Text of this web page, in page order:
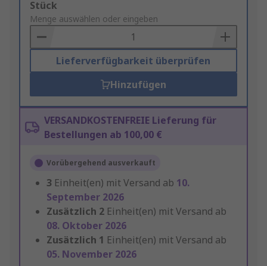
Add
to
Basket
Stück
Menge auswählen oder eingeben
Lieferverfügbarkeit überprüfen
Hinzufügen
VERSANDKOSTENFREIE Lieferung für
Bestellungen ab 100,00 €
Vorübergehend ausverkauft
3 Einheit(en) mit Versand ab 10.
September 2026
Zusätzlich 2 Einheit(en) mit Versand ab
08. Oktober 2026
Zusätzlich 1 Einheit(en) mit Versand ab
05. November 2026